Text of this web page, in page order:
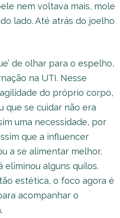
nem voltava mais, mole
lado. Até atrás do joelho
de olhar para o espelho,
na UTI. Nesse
do próprio corpo,
que se cuidar não era
uma necessidade, por
que a influencer
a se alimentar melhor,
eliminou alguns quilos.
estética, o foco agora é
acompanhar o